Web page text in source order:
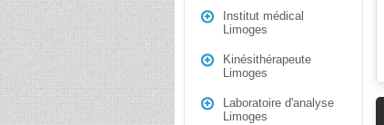
Institut médical
Limoges
Kinésithérapeute
Limoges
Laboratoire d'analyse
Limoges